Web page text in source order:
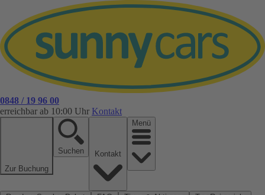
0848 / 19 96 00
erreichbar ab 10:00 Uhr Kontakt
Zur Buchung
Suchen
Menü